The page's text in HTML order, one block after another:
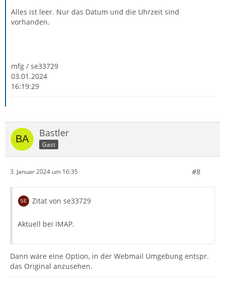
Alles ist leer. Nur das Datum und die Uhrzeit sind
vorhanden.
mfg / se33729
03.01.2024
16:19:29
Bastler
Gast
3. Januar 2024 um 16:35 #8
Zitat von se33729
Aktuell bei IMAP.
Dann wäre eine Option, in der Webmail Umgebung entspr.
das Original anzusehen.